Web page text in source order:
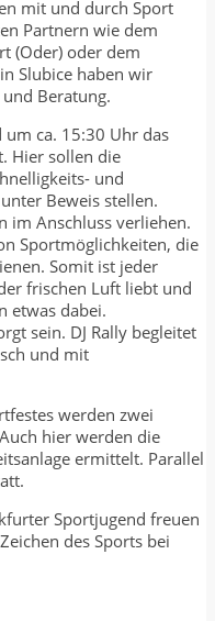
mit und durch Sport
Partnern wie dem
(Oder) oder dem
Slubice haben wir
Beratung.
ca. 15:30 Uhr das
Hier sollen die
und
Beweis stellen.
im Anschluss verliehen.
Sportmöglichkeiten, die
Somit ist jeder
frischen Luft liebt und
etwas dabei.
sein. DJ Rally begleitet
und mit
werden zwei
hier werden die
ermittelt. Parallel
Sportjugend freuen
des Sports bei